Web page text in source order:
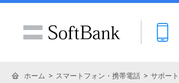
ホーム スマートフォン・携帯電話 サポート